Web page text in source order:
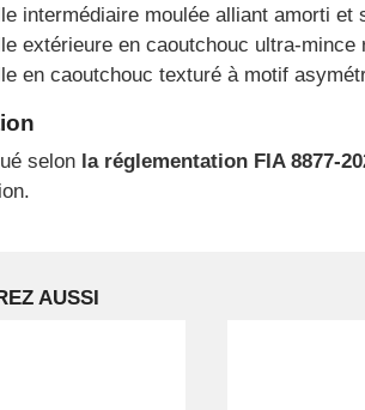
intermédiaire moulée alliant amorti et
extérieure en caoutchouc ultra-
en caoutchouc texturé à motif
selon la réglementation FIA 8877-
AUSSI